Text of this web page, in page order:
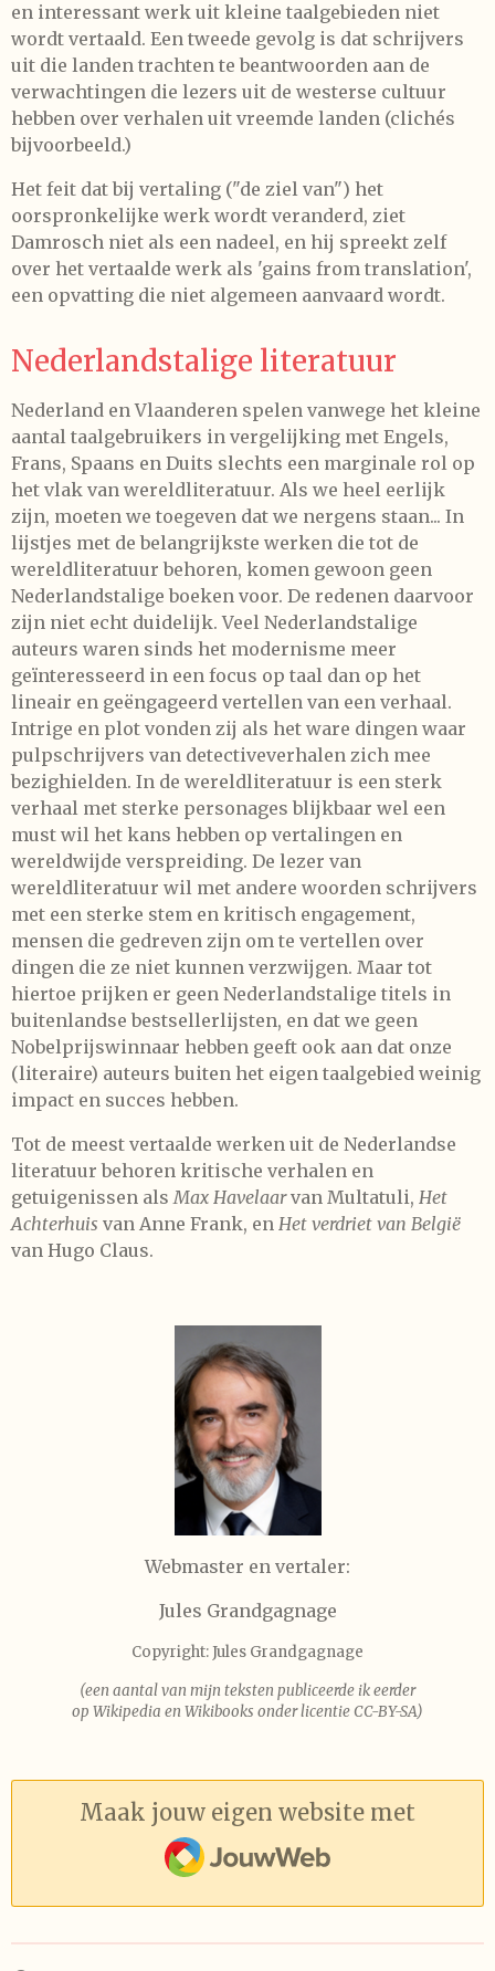
en interessant werk uit kleine taalgebieden niet
wordt vertaald. Een tweede gevolg is dat schrijvers
uit die landen trachten te beantwoorden aan de
verwachtingen die lezers uit de westerse cultuur
hebben over verhalen uit vreemde landen (clichés
bijvoorbeeld.)
Het feit dat bij vertaling ("de ziel van") het
oorspronkelijke werk wordt veranderd, ziet
Damrosch niet als een nadeel, en hij spreekt zelf
over het vertaalde werk als 'gains from translation',
een opvatting die niet algemeen aanvaard wordt.
Nederlandstalige literatuur
Nederland en Vlaanderen spelen vanwege het kleine
aantal taalgebruikers in vergelijking met Engels,
Frans, Spaans en Duits slechts een marginale rol op
het vlak van wereldliteratuur. Als we heel eerlijk
zijn, moeten we toegeven dat we nergens staan... In
lijstjes met de belangrijkste werken die tot de
wereldliteratuur behoren, komen gewoon geen
Nederlandstalige boeken voor. De redenen daarvoor
zijn niet echt duidelijk. Veel Nederlandstalige
auteurs waren sinds het modernisme meer
geïnteresseerd in een focus op taal dan op het
lineair en geëngageerd vertellen van een verhaal.
Intrige en plot vonden zij als het ware dingen waar
pulpschrijvers van detectiveverhalen zich mee
bezighielden. In de wereldliteratuur is een sterk
verhaal met sterke personages blijkbaar wel een
must wil het kans hebben op vertalingen en
wereldwijde verspreiding. De lezer van
wereldliteratuur wil met andere woorden schrijvers
met een sterke stem en kritisch engagement,
mensen die gedreven zijn om te vertellen over
dingen die ze niet kunnen verzwijgen. Maar tot
hiertoe prijken er geen Nederlandstalige titels in
buitenlandse bestsellerlijsten, en dat we geen
Nobelprijswinnaar hebben geeft ook aan dat onze
(literaire) auteurs buiten het eigen taalgebied weinig
impact en succes hebben.
Tot de meest vertaalde werken uit de Nederlandse
literatuur behoren kritische verhalen en
getuigenissen alsMax Havelaarvan Multatuli, Het
Achterhuis van Anne Frank, en Het verdriet van België
van Hugo Claus.
Webmaster en vertaler:
Jules Grandgagnage
Copyright: Jules Grandgagnage
(een aantal van mijn teksten publiceerde ik eerder
op Wikipedia en Wikibooks onder licentie CC-BY-SA)
Maak jouw eigen website met
JouwWeb